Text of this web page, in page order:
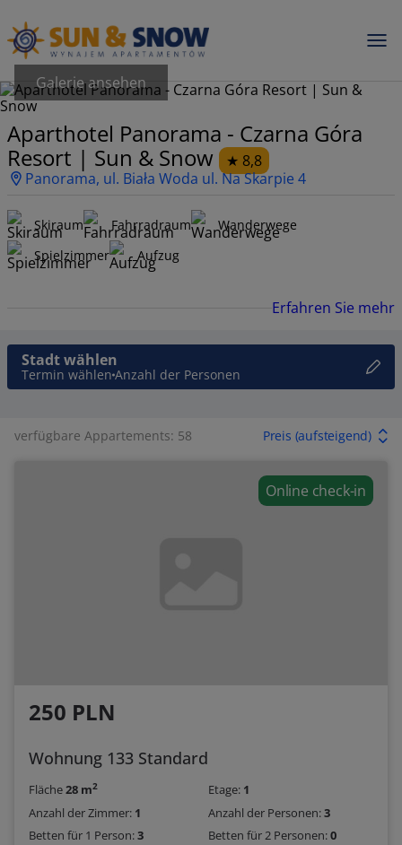
Galerie ansehen
Aparthotel Panorama - Czarna Góra
Resort | Sun & Snow
8,8
Panorama, ul. Biała Woda ul. Na Skarpie 4
Skiraum Fahrradraum
Wanderwege
Spielzimmer
Aufzug
Erfahren Sie mehr
Stadt wählen
Termin wählen Anzahl der Personen
verfügbare Appartements: 58 Preis (aufsteigend)
Online check-in
250 PLN
Wohnung 133 Standard
Fläche28 m2 Etage: 1
Anzahl der Zimmer: 1 Anzahl der Personen:3
Betten für 1 Person:3 Betten für 2 Personen:0